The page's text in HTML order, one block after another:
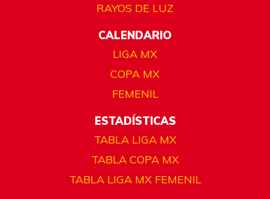
RAYOS DE LUZ
CALENDARIO
LIGA MX
COPA MX
FEMENIL
ESTADÍSTICAS
TABLA LIGA MX
TABLA COPA MX
TABLA LIGA MX FEMENIL